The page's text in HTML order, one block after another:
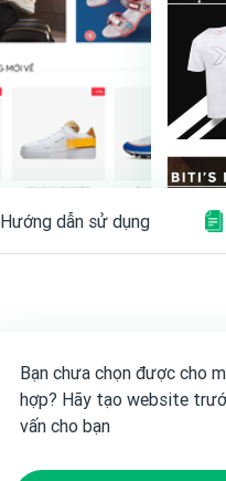
Hướng dẫn sử dụng
Bạn chưa chọn được cho
hợp? Hãy tạo website
vấn cho bạn